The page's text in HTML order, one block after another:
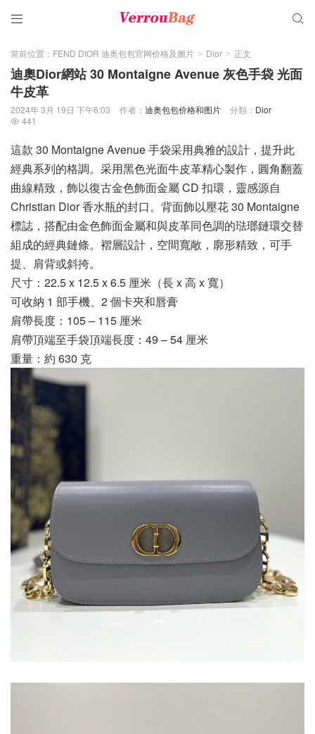
 
當前位置： FEND DIOR 迪奥包包官网价格及圖片 > Dior > 正文
迪奧Dior網站 30 Montaigne Avenue 灰色手袋 光面
牛皮革
2024年 3月 19日 下午6:03 作者： 迪奥包包价格和图片 分類： Dior
 441
這款 30 Montaigne Avenue 手袋采用典雅的設計，提升此
經典系列的格調。采用黑色光面牛皮革精心製作，圓角翻蓋
曲線精致，飾以復古金色飾面金屬 CD 扣環，靈感源自
Christian Dior 香水瓶的封口。背面飾以壓花 30 Montaigne
標誌，搭配由金色飾面金屬和與皮革同色調的琺瑯鏈環交替
組成的經典鏈條。褶層設計，空間寬敞，廓形精致，可手
提、肩背或斜挎。
尺寸：22.5 x 12.5 x 6.5 厘米（長 x 高 x 寬）
可收納 1 部手機、2 個卡夾和唇膏
肩帶長度：105 – 115 厘米
肩帶頂端至手袋頂端長度：49 – 54 厘米
重量：約 630 克